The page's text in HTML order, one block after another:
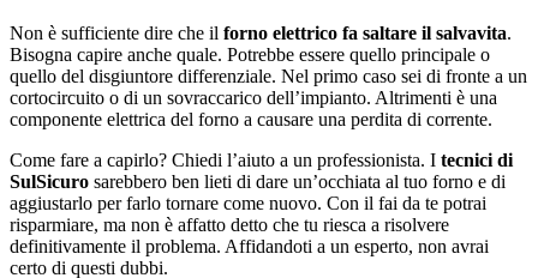
Non è sufficiente dire che il forno elettrico fa saltare il salvavita.
Bisogna capire anche quale. Potrebbe essere quello principale o
quello del disgiuntore differenziale. Nel primo caso sei di fronte a un
cortocircuito o di un sovraccarico dell’impianto. Altrimenti è una
componente elettrica del forno a causare una perdita di corrente.
Come fare a capirlo? Chiedi l’aiuto a un professionista. I tecnici di
SulSicuro sarebbero ben lieti di dare un’occhiata al tuo forno e di
aggiustarlo per farlo tornare come nuovo. Con il fai da te potrai
risparmiare, ma non è affatto detto che tu riesca a risolvere
definitivamente il problema. Affidandoti a un esperto, non avrai
certo di questi dubbi.